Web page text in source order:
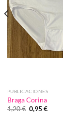
PUBLICACIONES
Braga Corina
1,20€ El
precio
0,95€El